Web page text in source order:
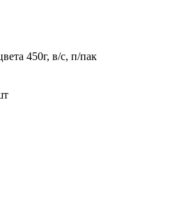
450г, в/с, п/пак